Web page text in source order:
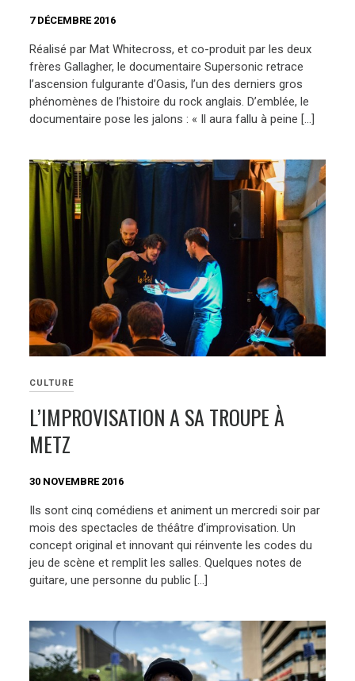
7 DÉCEMBRE 2016
Réalisé par Mat Whitecross, et co-produit par les deux
frères Gallagher, le documentaire Supersonic retrace
l’ascension fulgurante d’Oasis, l’un des derniers gros
phénomènes de l’histoire du rock anglais. D’emblée, le
documentaire pose les jalons : « Il aura fallu à peine […]
CULTURE
L’IMPROVISATION A SA TROUPE À
METZ
30 NOVEMBRE 2016
Ils sont cinq comédiens et animent un mercredi soir par
mois des spectacles de théâtre d’improvisation. Un
concept original et innovant qui réinvente les codes du
jeu de scène et remplit les salles. Quelques notes de
guitare, une personne du public […]